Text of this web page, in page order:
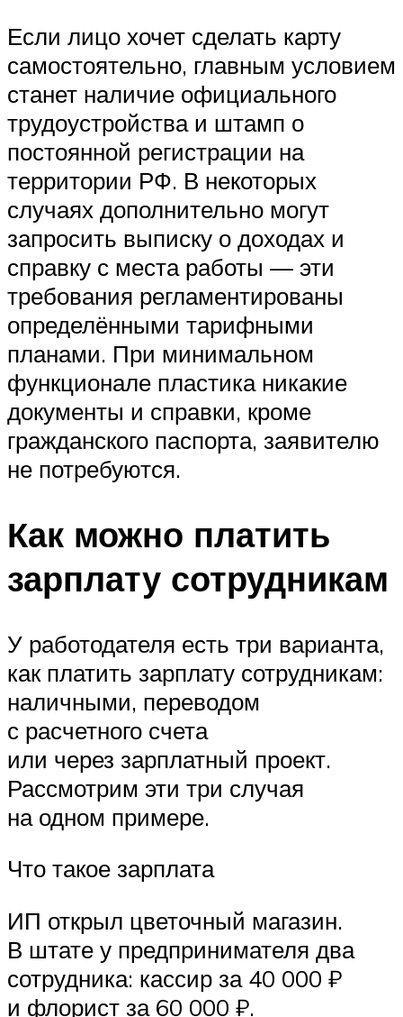
Если лицо хочет сделать карту
самостоятельно, главным условием
станет наличие официального
трудоустройства и штамп о
постоянной регистрации на
территории РФ. В некоторых
случаях дополнительно могут
запросить выписку о доходах и
справку с места работы — эти
требования регламентированы
определёнными тарифными
планами. При минимальном
функционале пластика никакие
документы и справки, кроме
гражданского паспорта, заявителю
не потребуются.
Как можно платить
зарплату сотрудникам
У работодателя есть три варианта,
как платить зарплату сотрудникам:
наличными, переводом
с расчетного счета
или через зарплатный проект.
Рассмотрим эти три случая
на одном примере.
Что такое зарплата
ИП открыл цветочный магазин.
В штате у предпринимателя два
сотрудника: кассир за 40 000 ₽
и флорист за 60 000 ₽.